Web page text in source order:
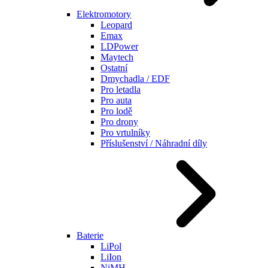
Elektromotory
Leopard
Emax
LDPower
Maytech
Ostatní
Dmychadla / EDF
Pro letadla
Pro auta
Pro lodě
Pro drony
Pro vrtulníky
Příslušenství / Náhradní díly
Baterie
LiPol
LiIon